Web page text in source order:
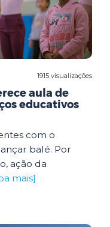
1915 visualizações
aula de
educativos
com o
balé. Por
ação da
mais]